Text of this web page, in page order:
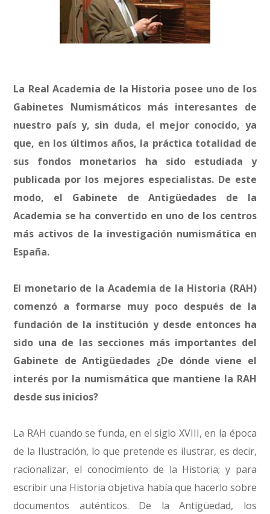
La Real Academia de la Historia posee uno de los
Gabinetes Numismáticos más interesantes de
nuestro país y, sin duda, el mejor conocido, ya
que, en los últimos años, la práctica totalidad de
sus fondos monetarios ha sido estudiada y
publicada por los mejores especialistas. De este
modo, el Gabinete de Antigüedades de la
Academia se ha convertido en uno de los centros
más activos de la investigación numismática en
España.
El monetario de la Academia de la Historia (RAH)
comenzó a formarse muy poco después de la
fundación de la institución y desde entonces ha
sido una de las secciones más importantes del
Gabinete de Antigüedades ¿De dónde viene el
interés por la numismática que mantiene la RAH
desde sus inicios?
La RAH cuando se funda, en el siglo XVIII, en la época
de la Ilustración, lo que pretende es ilustrar, es decir,
racionalizar, el conocimiento de la Historia; y para
escribir una Historia objetiva había que hacerlo sobre
documentos auténticos. De la Antigüedad, los